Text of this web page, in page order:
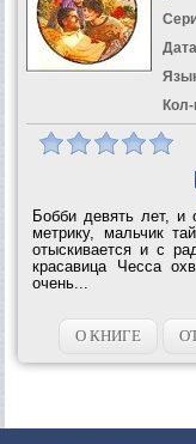
Бобби девять лет, и
метрику, мальчик
отыскивается и с
красавица Чесса
очень...
О КНИГЕ